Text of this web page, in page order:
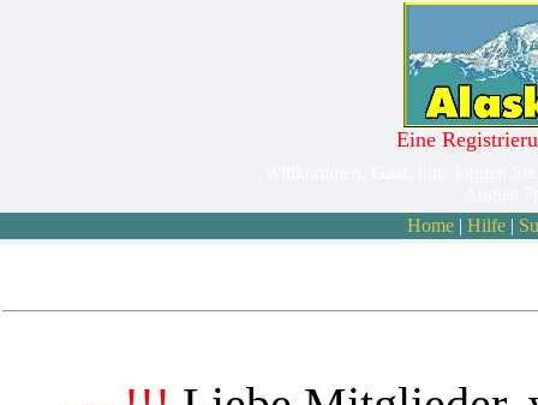
Eine
Home| Hilfe|